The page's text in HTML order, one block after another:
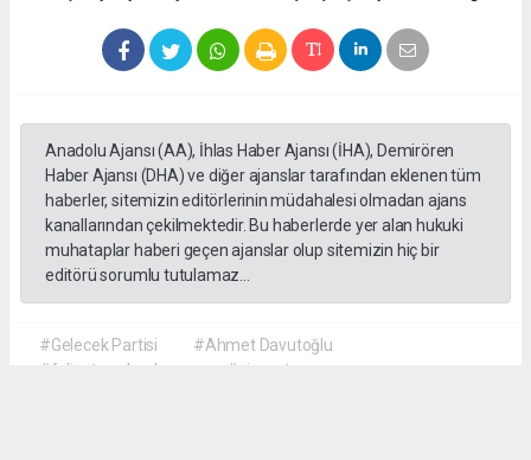
Anadolu Ajansı (AA), İhlas Haber Ajansı (İHA), Demirören
Haber Ajansı (DHA) ve diğer ajanslar tarafından eklenen tüm
haberler, sitemizin editörlerinin müdahalesi olmadan ajans
kanallarından çekilmektedir. Bu haberlerde yer alan hukuki
muhataplar haberi geçen ajanslar olup sitemizin hiç bir
editörü sorumlu tutulamaz...
#Gelecek Partisi
#Ahmet Davutoğlu
#faliyet sonlandırma
#siyaset